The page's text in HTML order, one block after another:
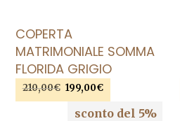
COPERTA
MATRIMONIALE SOMMA
FLORIDA GRIGIO
210,00€ Il
prezzo
originale
199,00€Il
prezzo
attuale
AGGIUNGI AL CARRELLO
sconto del 5%